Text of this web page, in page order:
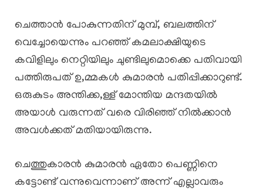
ചെത്താൻ പോകുന്നതിന് മുമ്പ്, ബലത്തിന്
വെച്ചോയെന്നും പറഞ്ഞ് കമലാക്ഷിയുടെ
കവിളിലും നെറ്റിയിലും ചുണ്ടിലുമൊക്കെ പതിവായി
പത്തിരുപത് ഉ,മ്മകൾ കുമാരൻ പതിപ്പിക്കാറുണ്ട്.
ഒരുകുടം അന്തിക്ക,ള്ള് മോന്തിയ മന്ദതയിൽ
അയാൾ വരുന്നത് വരെ വിരിഞ്ഞ് നിൽക്കാൻ
അവൾക്കത് മതിയായിരുന്നു.
ചെത്തുകാരൻ കുമാരൻ ഏതോ പെണ്ണിനെ
കട്ടോണ്ട് വന്നുവെന്നാണ് അന്ന് എല്ലാവരും